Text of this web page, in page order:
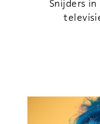
Snijders